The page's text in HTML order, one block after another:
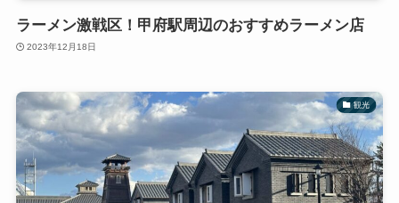
ラーメン激戦区！甲府駅周辺のおすすめラーメン店
2023年12月18日
観光